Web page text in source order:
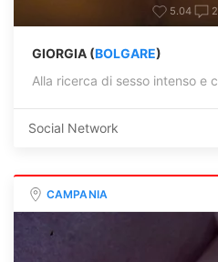
5.04
GIORGIA (BOLGARE)
Alla ricerca di sesso intenso e
Social Network
CAMPANIA